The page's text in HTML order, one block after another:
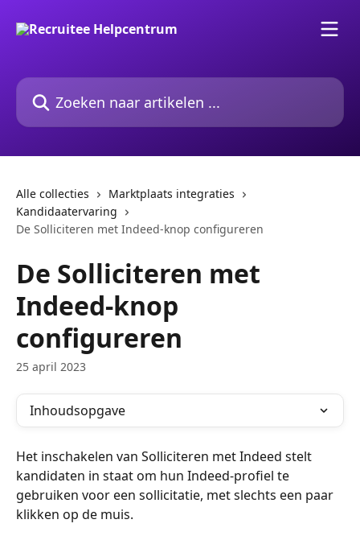
Zoeken naar artikelen ...
Alle collecties
Marktplaats integraties
Kandidaatervaring
De Solliciteren met Indeed-knop configureren
De Solliciteren met
Indeed-knop
configureren
25 april 2023
Inhoudsopgave
Het inschakelen van Solliciteren met Indeed stelt
kandidaten in staat om hun Indeed-profiel te
gebruiken voor een sollicitatie, met slechts een paar
klikken op de muis.